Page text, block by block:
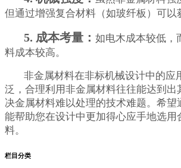
但通过增强复合材料（如玻纤板）可以
5. 成本考量： 如电木成本较低，
料成本较高。
非金属材料在非标机械设计中的应
泛，合理利用非金属材料往往能达到出
决金属材料难以处理的技术难题。希望
能帮助您在设计中更加得心应手地选用
料。
栏目分类